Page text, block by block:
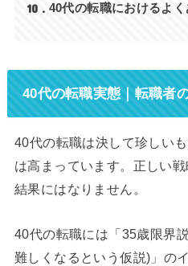
10 40代の転職におけるよく
40代の転職実態｜転職者
40代の転職は決して珍しい
は高まっています。正しい
結果にはなりません。
40代の転職には「35歳限界
難しくなるという仮説)」の